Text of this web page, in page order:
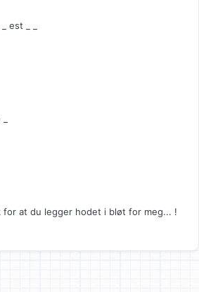
est _ _
for at du legger hodet i bløt for meg... !